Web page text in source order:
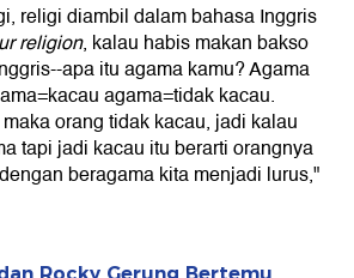
religi diambil dalam bahasa Inggris
religion, kalau habis makan bakso
apa itu agama kamu? Agama
agama=tidak kacau.
orang tidak kacau, jadi kalau
tapi jadi kacau itu berarti orangnya
beragama kita menjadi lurus,"